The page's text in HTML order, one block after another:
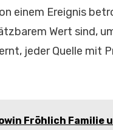
einem Ereignis
Wert sind,
jeder Quelle mit
Fröhlich